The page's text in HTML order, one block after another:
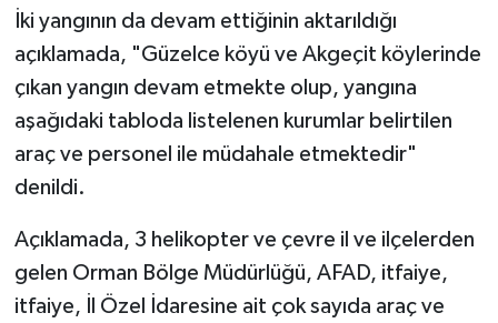
İki yangının da devam ettiğinin aktarıldığı
açıklamada, "Güzelce köyü ve Akgeçit köylerinde
çıkan yangın devam etmekte olup, yangına
aşağıdaki tabloda listelenen kurumlar belirtilen
araç ve personel ile müdahale etmektedir"
denildi.
Açıklamada, 3 helikopter ve çevre il ve ilçelerden
gelen Orman Bölge Müdürlüğü, AFAD, itfaiye,
itfaiye, İl Özel İdaresine ait çok sayıda araç ve